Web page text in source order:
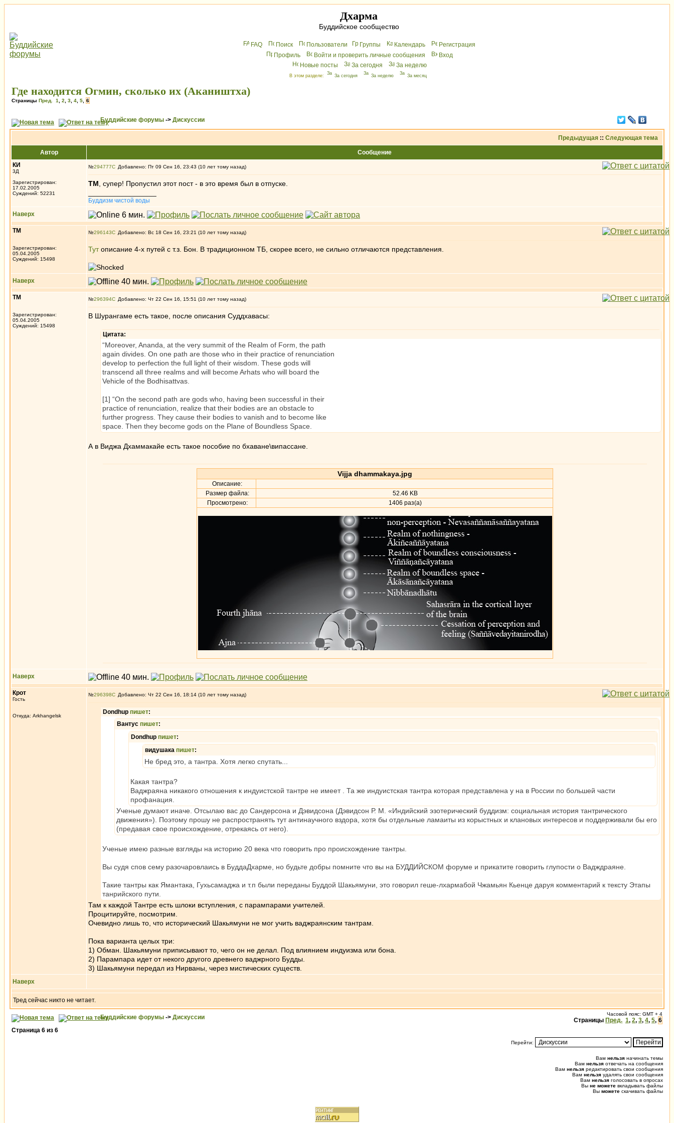
Дхарма
Буддийское сообщество
FAQ Поиск Пользователи Группы Календарь
Peгиcтрaция
Профиль
Войти и проверить личные сообщения
Вхoд
Новые посты
За сегодня За неделю
В этом разделе: За сегодня За неделю За месяц
Где находится Огмин, сколько их (Акаништха)
Страницы Пред. 1 2 3 4 5 6
Буддийские форумы -> Дискуссии
Предыдущая :: Следующая тема
Автор
Сообщение
КИ
3Д
Зарегистрирован:
17.02.2005
Суждений: 52231
№294777 Добавлено: Пт 09 Сен 16, 23:43 (10 лет тому назад)
ТМ , супер! Пропустил этот пост - в это время был в отпуске.
Буддизм чистой воды
Наверх
ТМ
Зарегистрирован:
05.04.2005
Суждений: 15498
№296143 Добавлено: Вс 18 Сен 16, 23:21 (10 лет тому назад)
Тутописание 4-х путей с т.з. Бон. В традиционном ТБ, скорее всего, не сильно отличаются представления.
Наверх
ТМ
Зарегистрирован:
05.04.2005
Суждений: 15498
№296394 Добавлено: Чт 22 Сен 16, 15:51 (10 лет тому назад)
В Шурангаме есть такое, после описания Суддхавасы:
Цитата:
“Moreover, Ananda, at the very summit of the Realm of Form, the path
again divides. On one path are those who in their practice of renunciation
develop to perfection the full light of their wisdom. These gods will
transcend all three realms and will become Arhats who will board the
Vehicle of the Bodhisattvas.
[1] “On the second path are gods who, having been successful in their
practice of renunciation, realize that their bodies are an obstacle to
further progress. They cause their bodies to vanish and to become like
space. Then they become gods on the Plane of Boundless Space.
А в Виджа Дхаммакайе есть такое пособие по бхаване\випассане.
Vijja dhammakaya.jpg
Описание:
Размер файла:
52.46 KB
Просмотрено:
1406 раз(а)
Наверх
Крот
Гость
Откуда: Arkhangelsk
№296398 Добавлено: Чт 22 Сен 16, 18:14 (10 лет тому назад)
Dondhup пишет:
Вантус пишет:
Dondhup пишет:
видушака пишет:
Не бред это, а тантра. Хотя легко спутать...
Какая тантра?
Ваджраяна никакого отношения к индуистской тантре не имеет . Та же индуистская тантра которая представлена у на в России по большей части
профанация.
Ученые думают иначе. Отсылаю вас до Сандерсона и Дэвидсона (Дэвидсон Р. М. «Индийский эзотерический буддизм: социальная история тантрического
движения»). Поэтому прошу не распространять тут антинаучного вздора, хотя бы отдельные ламаиты из корыстных и клановых интересов и поддерживали бы его
(предавая свое происхождение, отрекаясь от него).
Ученые имею разные взгляды на историю 20 века что говорить про происхождение тантры.
Вы судя спов сему разочаровлаись в БуддаДхарме, но будьте добры помните что вы на БУДДИЙСКОМ форуме и прикатите говорить глупости о Вадждраяне.
Такие тантры как Ямантака, Гухьсамаджа и т.п были переданы Буддой Шакьямуни, это говорил геше-лхармабой Чжамьян Кьенце даруя комментарий к тексту Этапы
танрийского пути.
Там к каждой Тантре есть шлоки вступления, с парампарами учителей.
Процитируйте, посмотрим.
Очевидно лишь то, что исторический Шакьямуни не мог учить ваджраянским тантрам.
Пока варианта целых три:
1) Обман. Шакьямуни приписывают то, чего он не делал. Под влиянием индуизма или бона.
2) Парампара идет от некого другого древнего ваджрного Будды.
3) Шакьямуни передал из Нирваны, через мистических существ.
Наверх
Тред сейчас никто не читает.
Буддийские форумы -> Дискуссии Часовой пояс: GMT + 4
Страницы Пред. 1, 2, 3, 4, 5, 6
Страница 6 из 6
Перейти:
Вам нельзя начинать темы
Вам нельзя отвечать на сообщения
Вам нельзя редактировать свои сообщения
Вам нельзя удалять свои сообщения
Вам нельзя голосовать в опросах
Вы не можете вкладывать файлы
Вы можете скачивать файлы